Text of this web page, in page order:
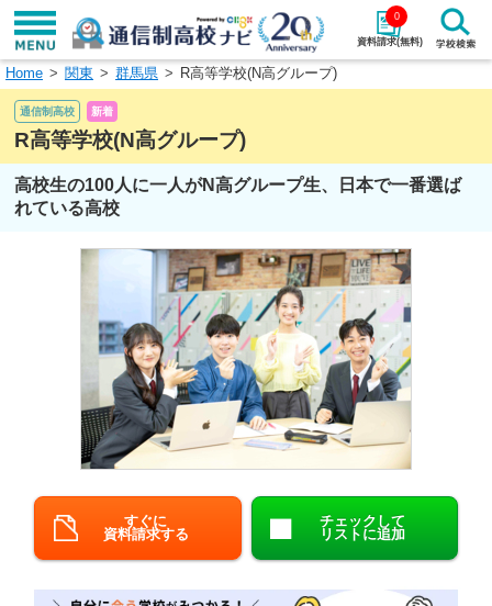
資料請求(無料)
0
学校名で探す
エリアから探す 特徴から探す
北海道・東北
北陸・甲信越
中国
九州・沖縄
閉じる
Home 関東 群馬県 R高等学校(N高グループ)
通信制高校 新着
R高等学校(N高グループ)
高校生の100人に一人がN高グループ生、日本で一番選ば
れている高校
すぐに
資料請求する
チェックして
リストに追加